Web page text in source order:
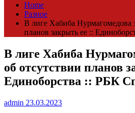
Home
Разное
В лиге Хабиба Нурмагомедова
планов закрыть ее ::
В лиге Хабиба
об отсутствии планов
Единоборства :: РБК
admin 23.03.2023